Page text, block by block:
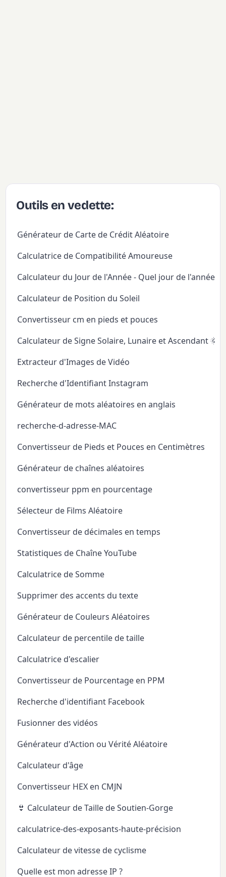
Outils en vedette:
Générateur de Carte de Crédit Aléatoire
Calculatrice de Compatibilité Amoureuse
Calculateur du Jour de l'Année - Quel jour de l'année
Calculateur de Position du Soleil
Convertisseur cm en pieds et pouces
Calculateur de Signe Solaire, Lunaire et Ascendant
Extracteur d'Images de Vidéo
Recherche d'Identifiant Instagram
Générateur de mots aléatoires en anglais
recherche-d-adresse-MAC
Convertisseur de Pieds et Pouces en Centimètres
Générateur de chaînes aléatoires
convertisseur ppm en pourcentage
Sélecteur de Films Aléatoire
Convertisseur de décimales en temps
Statistiques de Chaîne YouTube
Calculatrice de Somme
Supprimer des accents du texte
Générateur de Couleurs Aléatoires
Calculateur de percentile de taille
Calculatrice d'escalier
Convertisseur de Pourcentage en PPM
Recherche d'identifiant Facebook
Fusionner des vidéos
Générateur d'Action ou Vérité Aléatoire
Calculateur d'âge
Convertisseur HEX en CMJN
👙 Calculateur de Taille de Soutien-Gorge
calculatrice-des-exposants-haute-précision
Calculateur de vitesse de cyclisme
Quelle est mon adresse IP ?